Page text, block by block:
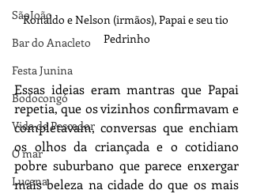
SãoJoão
Bar do Anacleto
Festa Junina
Bodocongó
Vida de Pescador
O mar
Lucena
Ronaldo e Nelson (irmãos), Papai e seu tio
Pedrinho
Essas ideias eram mantras que Papai
repetia, que os vizinhos confirmavam e
completavam, conversas que enchiam
os olhos da criançada e o cotidiano
pobre suburbano que parece enxergar
mais beleza na cidade do que os mais